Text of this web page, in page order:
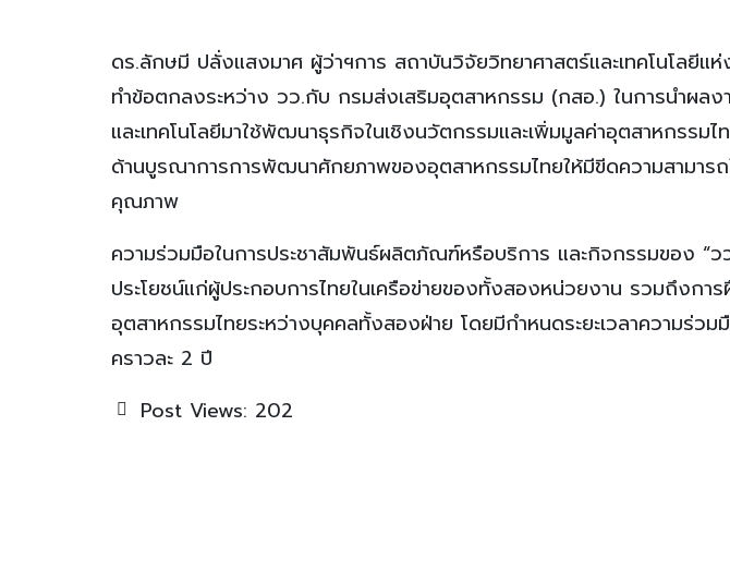
ดร.ลักษมี ปลั่งแสงมาศ ผู้ว่าฯการ สถาบันวิจัยวิทยาศาสตร์และเทคโนโลยีแห่
ทำข้อตกลงระหว่าง วว.กับ กรมส่งเสริมอุตสาหกรรม (กสอ.) ในการนำผล
และเทคโนโลยีมาใช้พัฒนาธุรกิจในเชิงนวัตกรรมและเพิ่มมูลค่าอุตสาหกรร
ด้านบูรณาการการพัฒนาศักยภาพของอุตสาหกรรมไทยให้มีขีดความสามาร
คุณภาพ
ความร่วมมือในการประชาสัมพันธ์ผลิตภัณฑ์หรือบริการ และกิจกรรมของ “ว
ประโยชน์แก่ผู้ประกอบการไทยในเครือข่ายของทั้งสองหน่วยงาน รวมถึงกา
อุตสาหกรรมไทยระหว่างบุคคลทั้งสองฝ่าย โดยมีกำหนดระยะเวลาความร่ว
คราวละ 2 ปี
Post Views: 202